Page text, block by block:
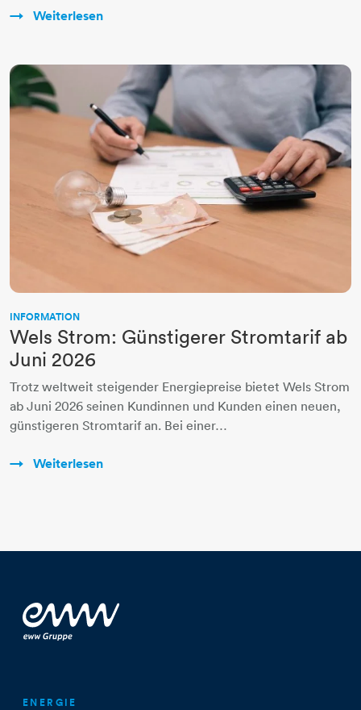
Weiterlesen
INFORMATION
Wels Strom: Günstigerer Stromtarif ab
Juni 2026
Trotz weltweit steigender Energiepreise bietet Wels Strom
ab Juni 2026 seinen Kundinnen und Kunden einen neuen,
günstigeren Stromtarif an. Bei einer…
Weiterlesen
ENERGIE